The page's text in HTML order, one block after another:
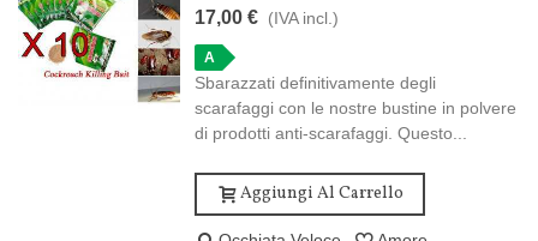
17,00 € (IVA incl.)
A
Sbarazzati definitivamente degli
scarafaggi con le nostre bustine in polvere
di prodotti anti-scarafaggi. Questo...
Aggiungi Al Carrello